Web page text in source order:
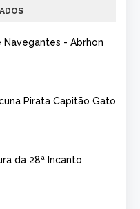
Navegantes - Abrhon
Pirata Capitão Gato
da 28ª Incanto